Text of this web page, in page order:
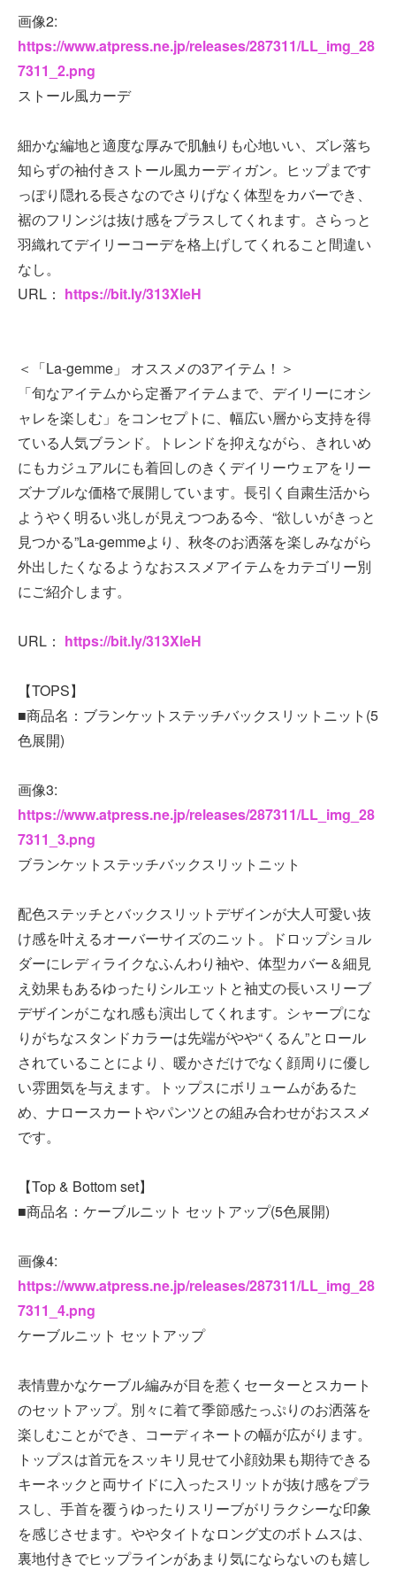
画像2:
https://www.atpress.ne.jp/releases/287311/LL_img_28
7311_2.png
ストール風カーデ
細かな編地と適度な厚みで肌触りも心地いい、ズレ落ち
知らずの袖付きストール風カーディガン。ヒップまです
っぽり隠れる長さなのでさりげなく体型をカバーでき、
裾のフリンジは抜け感をプラスしてくれます。さらっと
羽織れてデイリーコーデを格上げしてくれること間違い
なし。
URL： https://bit.ly/313XleH
＜「La-gemme」 オススメの3アイテム！＞
「旬なアイテムから定番アイテムまで、デイリーにオシ
ャレを楽しむ」をコンセプトに、幅広い層から支持を得
ている人気ブランド。トレンドを抑えながら、きれいめ
にもカジュアルにも着回しのきくデイリーウェアをリー
ズナブルな価格で展開しています。長引く自粛生活から
ようやく明るい兆しが見えつつある今、“欲しいがきっと
見つかる”La-gemmeより、秋冬のお洒落を楽しみながら
外出したくなるようなおススメアイテムをカテゴリー別
にご紹介します。
URL： https://bit.ly/313XleH
【TOPS】
■商品名：ブランケットステッチバックスリットニット(5
色展開)
画像3:
https://www.atpress.ne.jp/releases/287311/LL_img_28
7311_3.png
ブランケットステッチバックスリットニット
配色ステッチとバックスリットデザインが大人可愛い抜
け感を叶えるオーバーサイズのニット。ドロップショル
ダーにレディライクなふんわり袖や、体型カバー＆細見
え効果もあるゆったりシルエットと袖丈の長いスリーブ
デザインがこなれ感も演出してくれます。シャープにな
りがちなスタンドカラーは先端がやや“くるん”とロール
されていることにより、暖かさだけでなく顔周りに優し
い雰囲気を与えます。トップスにボリュームがあるた
め、ナロースカートやパンツとの組み合わせがおススメ
です。
【Top & Bottom set】
■商品名：ケーブルニット セットアップ(5色展開)
画像4:
https://www.atpress.ne.jp/releases/287311/LL_img_28
7311_4.png
ケーブルニット セットアップ
表情豊かなケーブル編みが目を惹くセーターとスカート
のセットアップ。別々に着て季節感たっぷりのお洒落を
楽しむことができ、コーディネートの幅が広がります。
トップスは首元をスッキリ見せて小顔効果も期待できる
キーネックと両サイドに入ったスリットが抜け感をプラ
スし、手首を覆うゆったりスリーブがリラクシーな印象
を感じさせます。ややタイトなロング丈のボトムスは、
裏地付きでヒップラインがあまり気にならないのも嬉し